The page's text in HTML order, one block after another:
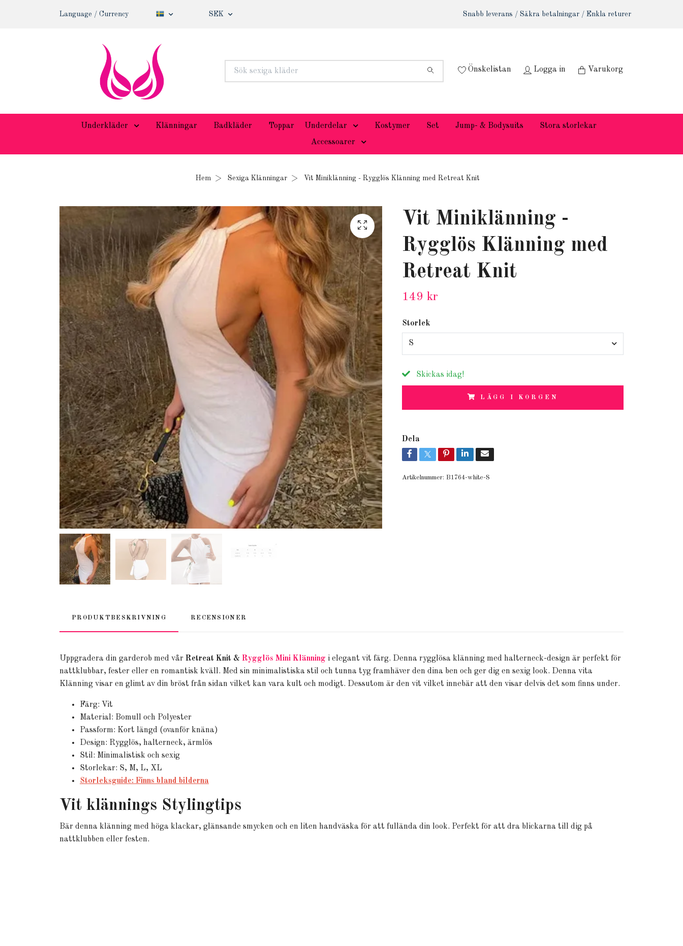
Language / Currency SEK Snabb leverans / Säkra betalningar / Enkla returer
Önskelistan Logga in Varukorg
Underkläder Klänningar Badkläder Toppar Underdelar Kostymer Set Jump- & Bodysuits
Stora storlekar
Accessoarer
Hem Sexiga Klänningar Vit Miniklänning - Rygglös Klänning med Retreat Knit
Vit Miniklänning -
Rygglös Klänning med
Retreat Knit
149 kr
Storlek
S
Skickas idag!
LÄGG I KORGEN
Dela
Artikelnummer: B1764-white-S
PRODUKTBESKRIVNING RECENSIONER
Uppgradera din garderob med vår Retreat Knit & Rygglös Mini Klänning i elegant vit färg. Denna rygglösa klänning med halterneck-design är perfekt för
nattklubbar, fester eller en romantisk kväll. Med sin minimalistiska stil och tunna tyg framhäver den dina ben och ger dig en sexig look. Denna vita
Klänning visar en glimt av din bröst från sidan vilket kan vara kult och modigt. Dessutom är den vit vilket innebär att den visar delvis det som finns under.
Färg: Vit
Material: Bomull och Polyester
Passform: Kort längd (ovanför knäna)
Design: Rygglös, halterneck, ärmlös
Stil: Minimalistisk och sexig
Storlekar: S, M, L, XL
Storleksguide: Finns bland bilderna
Vit klännings Stylingtips
Bär denna klänning med höga klackar, glänsande smycken och en liten handväska för att fullända din look. Perfekt för att dra blickarna till dig på
nattklubben eller festen.